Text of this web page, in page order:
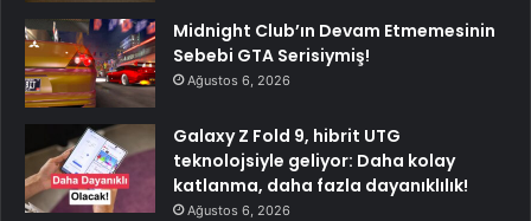
Midnight Club’ın Devam Etmemesinin
Sebebi GTA Serisiymiş!
Ağustos 6, 2026
Galaxy Z Fold 9, hibrit UTG
teknolojsiyle geliyor: Daha kolay
katlanma, daha fazla dayanıklılık!
Ağustos 6, 2026